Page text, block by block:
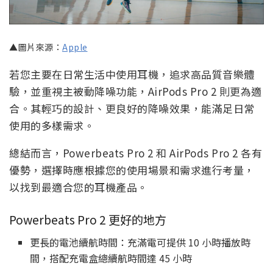
▲圖片來源： Apple
若您主要在日常生活中使用耳機，追求高品質音樂體
驗，並重視主被動降噪功能，AirPods Pro 2 則更為適
合。其輕巧的設計、更良好的降噪效果，能滿足日常
使用的多樣需求。
總結而言，Powerbeats Pro 2 和 AirPods Pro 2 各有
優勢，選擇時應根據您的使用場景和需求進行考量，
以找到最適合您的耳機產品。
Powerbeats Pro 2 更好的地方
更長的電池續航時間：充滿電可提供 10 小時播放時
間，搭配充電盒總續航時間達 45 小時